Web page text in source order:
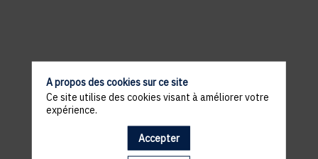
Il manque du contenu : rafraichissez votre navigateur
A propos des cookies sur ce site
Ce site utilise des cookies visant à améliorer votre
expérience.
Accepter